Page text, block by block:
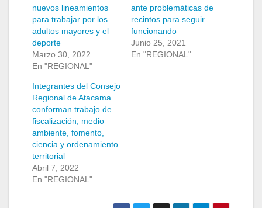
nuevos lineamientos
para trabajar por los
adultos mayores y el
deporte
Marzo 30, 2022
En "REGIONAL"
ante problemáticas de
recintos para seguir
funcionando
Junio 25, 2021
En "REGIONAL"
Integrantes del Consejo
Regional de Atacama
conforman trabajo de
fiscalización, medio
ambiente, fomento,
ciencia y ordenamiento
territorial
Abril 7, 2022
En "REGIONAL"